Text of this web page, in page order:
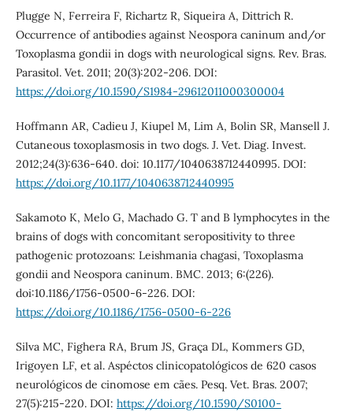
Plugge N, Ferreira F, Richartz R, Siqueira A, Dittrich R.
Occurrence of antibodies against Neospora caninum and/or
Toxoplasma gondii in dogs with neurological signs. Rev. Bras.
Parasitol. Vet. 2011; 20(3):202-206. DOI:
https://doi.org/10.1590/S1984-29612011000300004
Hoffmann AR, Cadieu J, Kiupel M, Lim A, Bolin SR, Mansell J.
Cutaneous toxoplasmosis in two dogs. J. Vet. Diag. Invest.
2012;24(3):636-640. doi: 10.1177/1040638712440995. DOI:
https://doi.org/10.1177/1040638712440995
Sakamoto K, Melo G, Machado G. T and B lymphocytes in the
brains of dogs with concomitant seropositivity to three
pathogenic protozoans: Leishmania chagasi, Toxoplasma
gondii and Neospora caninum. BMC. 2013; 6:(226).
doi:10.1186/1756-0500-6-226. DOI:
https://doi.org/10.1186/1756-0500-6-226
Silva MC, Fighera RA, Brum JS, Graça DL, Kommers GD,
Irigoyen LF, et al. Aspéctos clinicopatológicos de 620 casos
neurológicos de cinomose em cães. Pesq. Vet. Bras. 2007;
27(5):215-220. DOI: https://doi.org/10.1590/S0100-